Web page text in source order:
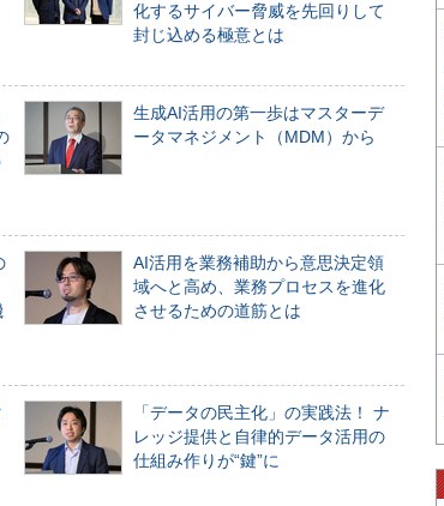
化するサイバー脅威を先回りして
封じ込める極意とは
生成AI活用の第一歩はマスターデ
ータマネジメント（MDM）から
AI活用を業務補助から意思決定領
域へと高め、業務プロセスを進化
させるための道筋とは
「データの民主化」の実践法！ ナ
レッジ提供と自律的データ活用の
仕組み作りが“鍵”に